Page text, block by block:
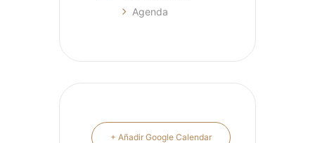
Agenda
+ Añadir Google Calendar